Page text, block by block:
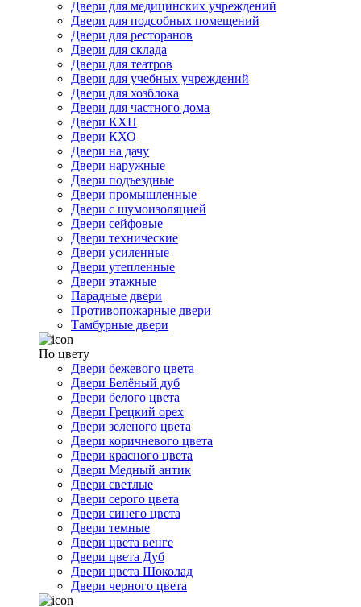
Двери для медицинских учреждений
Двери для подсобных помещений
Двери для ресторанов
Двери для склада
Двери для театров
Двери для учебных учреждений
Двери для хозблока
Двери для частного дома
Двери КХН
Двери КХО
Двери на дачу
Двери наружные
Двери подъездные
Двери промышленные
Двери с шумоизоляцией
Двери сейфовые
Двери технические
Двери усиленные
Двери утепленные
Двери этажные
Парадные двери
Противопожарные двери
Тамбурные двери
По цвету
Двери бежевого цвета
Двери Белёный дуб
Двери белого цвета
Двери Грецкий орех
Двери зеленого цвета
Двери коричневого цвета
Двери красного цвета
Двери Медный антик
Двери светлые
Двери серого цвета
Двери синего цвета
Двери темные
Двери цвета венге
Двери цвета Дуб
Двери цвета Шоколад
Двери черного цвета